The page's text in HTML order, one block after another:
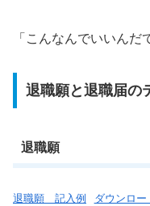
「こんなんでいいんだ
退職願と退職届の
退職願
退職願 記入例 ダウンロー